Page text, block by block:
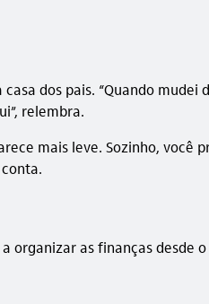
dos pais. “Quando
relembra.
mais leve. Sozinho, você
as finanças desde